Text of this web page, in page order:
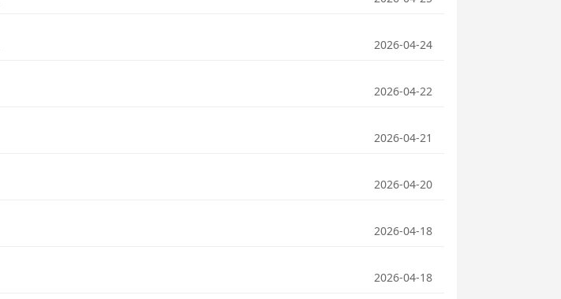
2026-04-24
2026-04-22
2026-04-21
2026-04-20
2026-04-18
2026-04-18